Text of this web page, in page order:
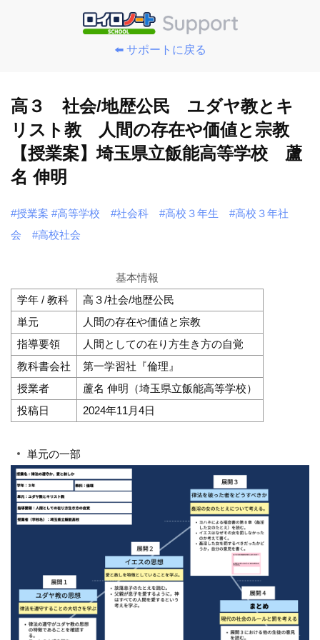
⬅️ サポートに戻る
高３ 社会/地歴公民 ユダヤ教とキ
リスト教 人間の存在や価値と宗教
【授業案】埼玉県立飯能高等学校 蘆
名 伸明
#授業案 #高等学校 #社会科 #高校３年生
#高校３年社
会
#高校社会
基本情報
学年 / 教科
高３/社会/地歴公民
単元
人間の存在や価値と宗教
指導要領
人間としての在り方生き方の自覚
教科書会社
第一学習社『倫理』
授業者
蘆名 伸明（埼玉県立飯能高等学校）
投稿日
2024年11月4日
単元の一部